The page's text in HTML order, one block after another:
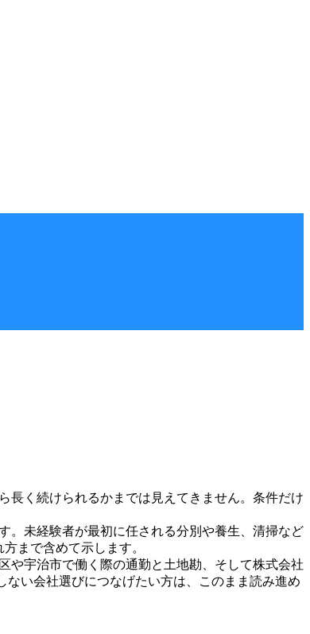
長く続けられるかまでは見えてきません。条件だけ
。未経験者が最初に任される分別や養生、清掃など
まで含めて示します。
や宇治市で働く際の通勤と土地勘、そして株式会社
い会社選びにつなげたい方は、このまま読み進め